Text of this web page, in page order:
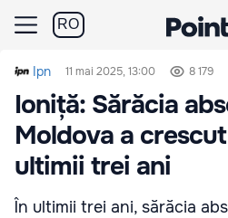
RO
Ipn 11 mai 2025, 13:00 8 179
Ioniță: Sărăcia
Moldova a
ultimii trei ani
În ultimii trei ani, sărăcia